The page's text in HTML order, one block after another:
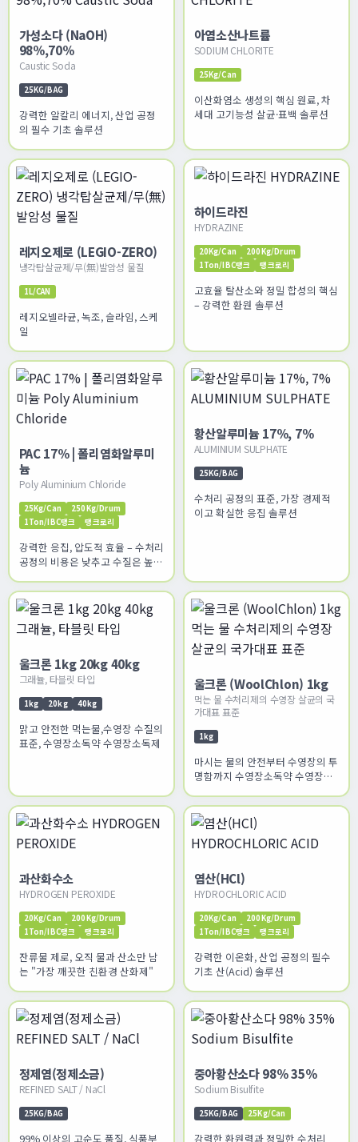
가성소다 (NaOH)
98%,70%
Caustic Soda
25KG/BAG
강력한 알칼리 에너지, 산업 공정
의 필수 기초 솔루션
아염소산나트륨
SODIUM CHLORITE
25Kg/Can
이산화염소 생성의 핵심 원료, 차
세대 고기능성 살균·표백 솔루션
레지오제로 (LEGIO-ZERO)
냉각탑살균제/무(無)발암성 물질
1L/CAN
레지오넬라균, 녹조, 슬라임, 스케
일
하이드라진
HYDRAZINE
20Kg/Can
200Kg/Drum
1Ton/IBC탱크
탱크로리
고효율 탈산소와 정밀 합성의 핵심
– 강력한 환원 솔루션
PAC 17% | 폴리염화알루미
늄
Poly Aluminium Chloride
25Kg/Can
250Kg/Drum
1Ton/IBC탱크
탱크로리
강력한 응집, 압도적 효율 – 수처리
공정의 비용은 낮추고 수질은 높이
황산알루미늄 17%, 7%
ALUMINIUM SULPHATE
25KG/BAG
수처리 공정의 표준, 가장 경제적
이고 확실한 응집 솔루션
울크론 1kg 20kg 40kg
그래뉼, 타블릿 타입
1kg 20kg 40kg
맑고 안전한 먹는물,수영장 수질의
표준, 수영장소독약 수영장소독제
울크론 (WoolChlon) 1kg
먹는 물 수처리제의 수영장 살균의 국
가대표 표준
1kg
마시는 물의 안전부터 수영장의 투
명함까지 수영장소독약 수영장소
과산화수소
HYDROGEN PEROXIDE
20Kg/Can
200Kg/Drum
1Ton/IBC탱크
탱크로리
잔류물 제로, 오직 물과 산소만 남
는 "가장 깨끗한 친환경 산화제"
염산(HCl)
HYDROCHLORIC ACID
20Kg/Can
200Kg/Drum
1Ton/IBC탱크
탱크로리
강력한 이온화, 산업 공정의 필수
기초 산(Acid) 솔루션
정제염(정제소금)
REFINED SALT / NaCl
25KG/BAG
99% 이상의 고순도 품질, 식품부
중아황산소다 98% 35%
Sodium Bisulfite
25KG/BAG 25Kg/Can
강력한 환원력과 정밀한 수처리